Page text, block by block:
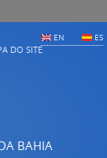
EN ES
DO SITE
BAHIA